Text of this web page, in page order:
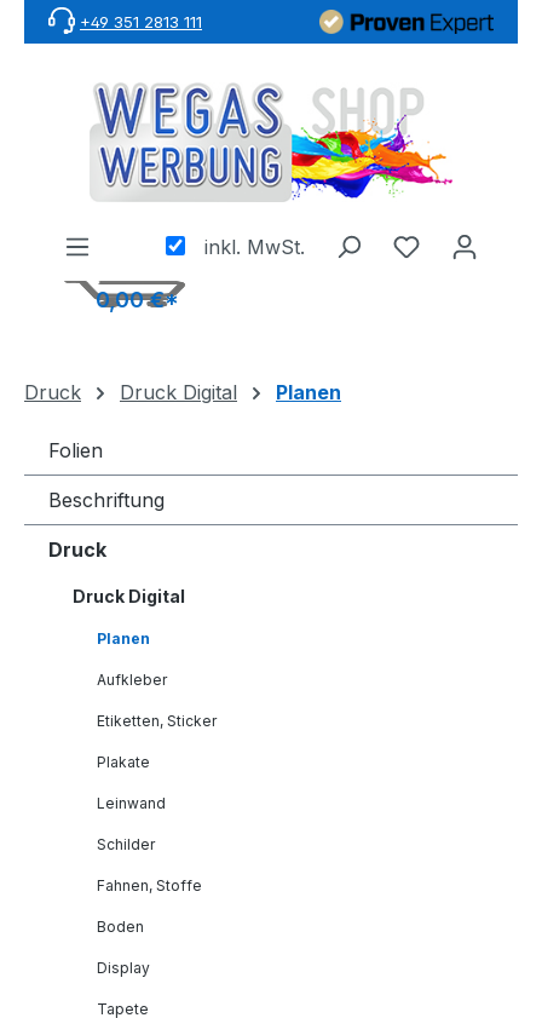
Zum Hauptinhalt springen
+49 351 2813 111
inkl. MwSt.
0,00 €*
Druck Druck Digital Planen
Folien
Beschriftung
Druck
Druck Digital
Planen
Aufkleber
Etiketten, Sticker
Plakate
Leinwand
Schilder
Fahnen, Stoffe
Boden
Display
Tapete